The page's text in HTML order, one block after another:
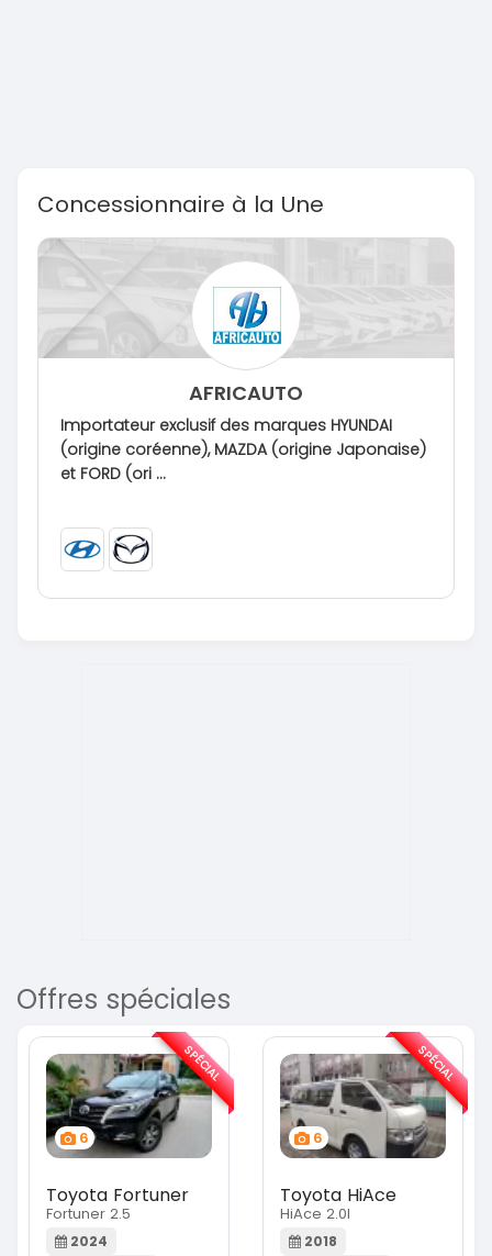
Concessionnaire à la Une
AFRICAUTO
Importateur exclusif des marques HYUNDAI
(origine coréenne), MAZDA (origine Japonaise)
et FORD (ori ...
Offres spéciales
6
Toyota Fortuner
Fortuner 2.5
2024
SPÉCIAL
6
Toyota HiAce
HiAce 2.0l
2018
SPÉCIAL